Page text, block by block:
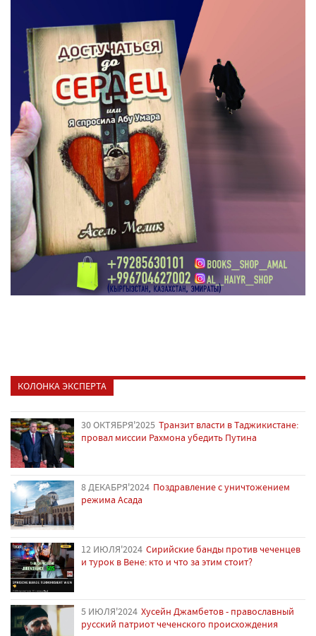
КОЛОНКА ЭКСПЕРТА
30 ОКТЯБРЯ'2025 Транзит власти в Таджикистане:
провал миссии Рахмона убедить Путина
8 ДЕКАБРЯ'2024 Поздравление с уничтожением
режима Асада
12 ИЮЛЯ'2024 Сирийские банды против чеченцев
и турок в Вене: кто и что за этим стоит?
5 ИЮЛЯ'2024 Хусейн Джамбетов - православный
русский патриот чеченского происхождения